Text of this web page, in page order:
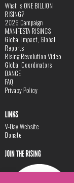
What is ONE BILLION
RISING?
2026 Campaign
MANIFESTA RISINGS
Global Impact, Global
Reports
Rising Revolution Video
Global Coordinators
DANCE
FAQ
Privacy Policy
LINKS
V-Day Website
Donate
JOIN THE RISING